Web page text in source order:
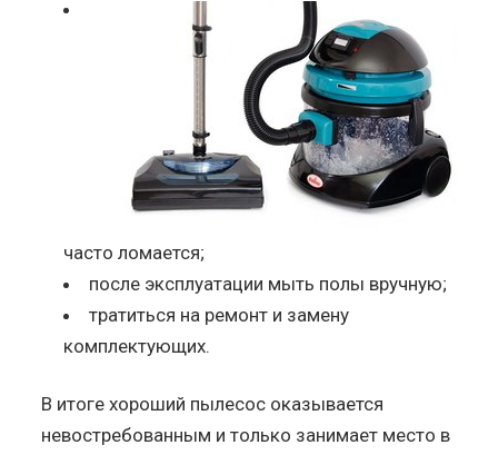
часто ломается;
после эксплуатации мыть полы вручную;
тратиться на ремонт и замену
комплектующих.
В итоге хороший пылесос оказывается
невостребованным и только занимает место в